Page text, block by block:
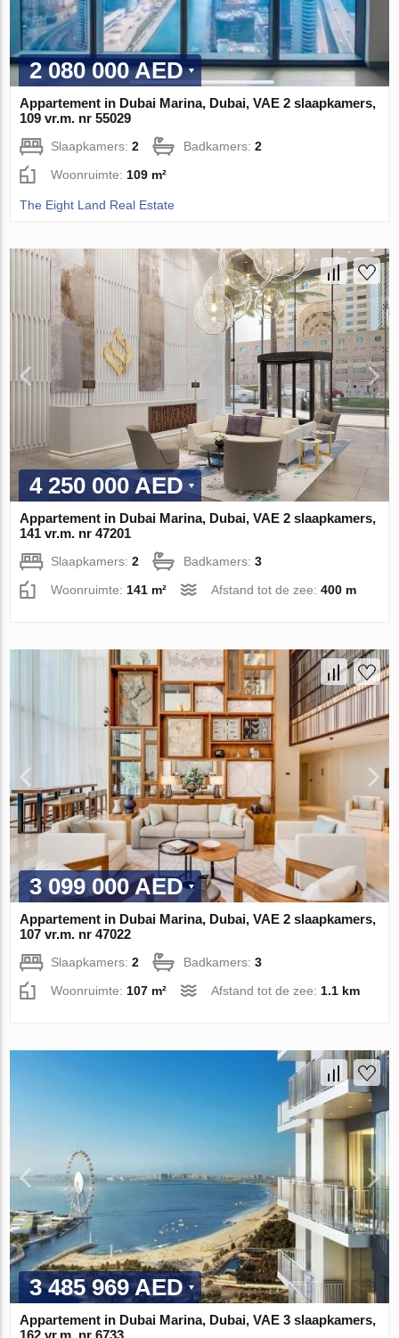
2 080 000 AED
Appartement in Dubai Marina, Dubai, VAE 2 slaapkamers,
109 vr.m. nr 55029
Slaapkamers:2 Badkamers:2
Woonruimte:109 m²
The Eight Land Real Estate
4 250 000 AED
Appartement in Dubai Marina, Dubai, VAE 2 slaapkamers,
141 vr.m. nr 47201
Slaapkamers:2 Badkamers:3
Woonruimte: 141 m² Afstand tot de zee:400 m
3 099 000 AED
Appartement in Dubai Marina, Dubai, VAE 2 slaapkamers,
107 vr.m. nr 47022
Slaapkamers:2 Badkamers:3
Woonruimte: 107 m² Afstand tot de zee: 1.1 km
3 485 969 AED
Appartement in Dubai Marina, Dubai, VAE 3 slaapkamers,
162 vr.m. nr 6733